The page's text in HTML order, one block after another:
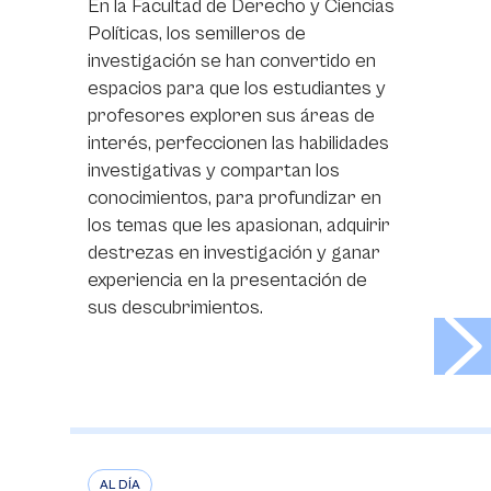
En la Facultad de Derecho y Ciencias
Políticas, los semilleros de
investigación se han convertido en
espacios para que los estudiantes y
profesores exploren sus áreas de
interés, perfeccionen las habilidades
investigativas y compartan los
conocimientos, para profundizar en
los temas que les apasionan, adquirir
destrezas en investigación y ganar
experiencia en la presentación de
sus descubrimientos.
AL DÍA